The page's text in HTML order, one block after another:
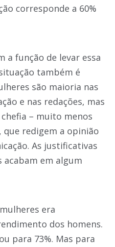
corresponde a 60%
a função de levar essa
também é
são maioria nas
e nas redações, mas
– muito menos
redigem a opinião
As justificativas
acabam em algum
era
dos homens.
para 73%. Mas para